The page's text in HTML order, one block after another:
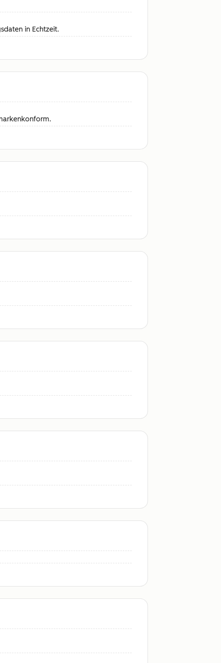
in Echtzeit.